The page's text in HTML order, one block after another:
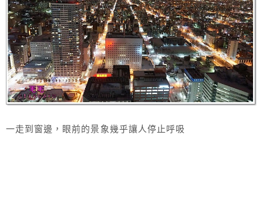
一走到窗邊，眼前的景象幾乎讓人停止呼吸